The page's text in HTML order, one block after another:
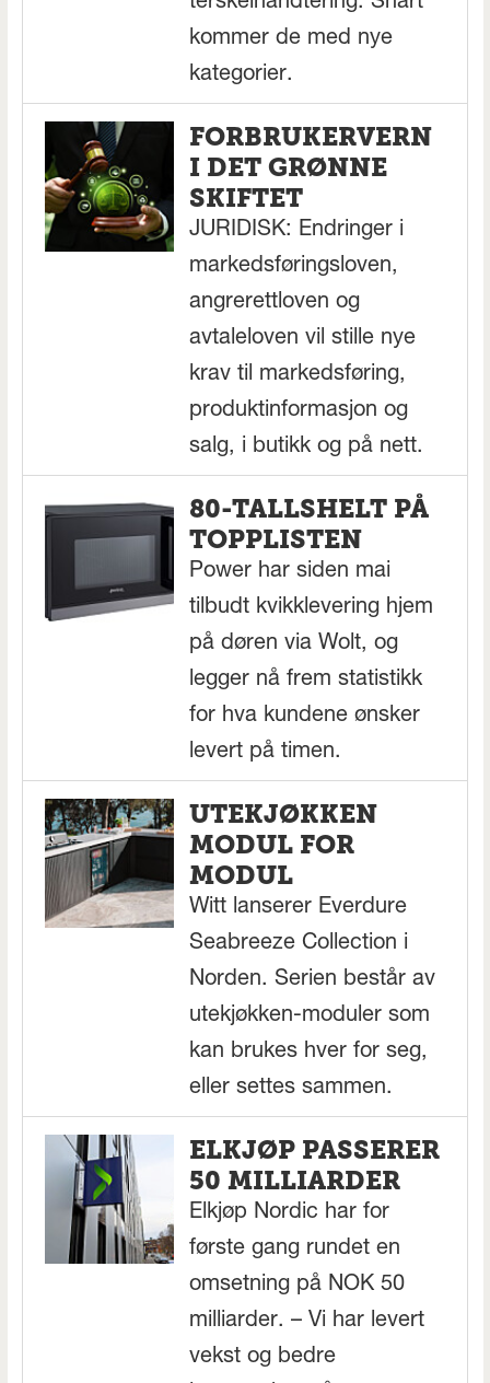
kommer de med nye
kategorier.
FORBRUKERVERN
I DET GRØNNE
SKIFTET
JURIDISK: Endringer i
markedsføringsloven,
angrerettloven og
avtaleloven vil stille nye
krav til markedsføring,
produktinformasjon og
salg, i butikk og på nett.
80-TALLSHELT PÅ
TOPPLISTEN
Power har siden mai
tilbudt kvikklevering hjem
på døren via Wolt, og
legger nå frem statistikk
for hva kundene ønsker
levert på timen.
UTEKJØKKEN
MODUL FOR
MODUL
Witt lanserer Everdure
Seabreeze Collection i
Norden. Serien består av
utekjøkken-moduler som
kan brukes hver for seg,
eller settes sammen.
ELKJØP PASSERER
50 MILLIARDER
Elkjøp Nordic har for
første gang rundet en
omsetning på NOK 50
milliarder. – Vi har levert
vekst og bedre